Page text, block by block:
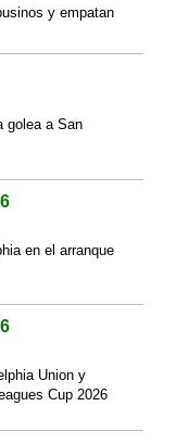
y empatan
golea a San
en el arranque
Union y
Cup 2026